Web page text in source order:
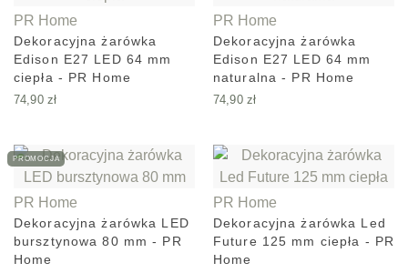
PR Home
Dekoracyjna żarówka
Edison E27 LED 64 mm
ciepła - PR Home
74,90 zł
PR Home
Dekoracyjna żarówka
Edison E27 LED 64 mm
naturalna - PR Home
74,90 zł
PROMOCJA
PR Home
Dekoracyjna żarówka LED
bursztynowa 80 mm - PR
Home
PR Home
Dekoracyjna żarówka Led
Future 125 mm ciepła - PR
Home